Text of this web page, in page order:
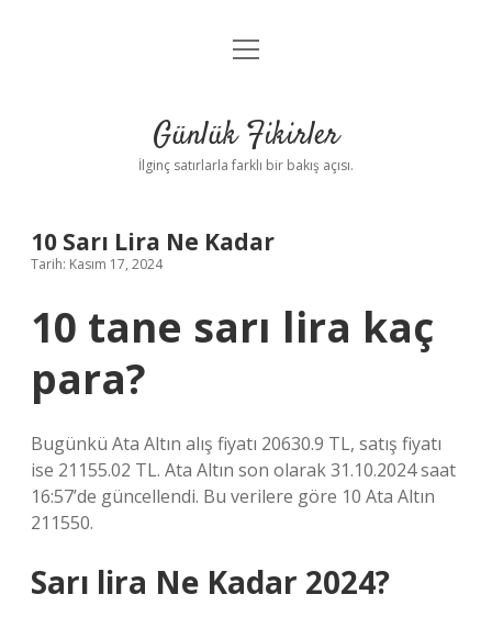
Anasayfa
Yasal Uyarı
menüyü
Günlük Fikirler
İlginç satırlarla farklı bir bakış açısı.
10 Sarı Lira Ne Kadar
Tarih: Kasım 17, 2024
10 tane sarı lira kaç
para?
Bugünkü Ata Altın alış fiyatı 20630.9 TL, satış fiyatı
ise 21155.02 TL. Ata Altın son olarak 31.10.2024 saat
16:57’de güncellendi. Bu verilere göre 10 Ata Altın
211550.
Sarı lira Ne Kadar 2024?